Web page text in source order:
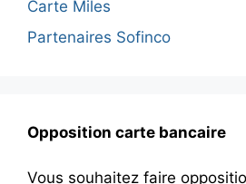
Carte Miles
Partenaires Sofinco
Opposition carte bancaire
Vous souhaitez faire